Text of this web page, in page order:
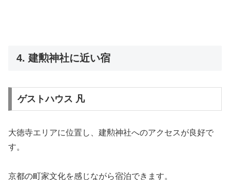
4. 建勲神社に近い宿
ゲストハウス 凡
大徳寺エリアに位置し、建勲神社へのアクセスが良好で
す。
京都の町家文化を感じながら宿泊できます。